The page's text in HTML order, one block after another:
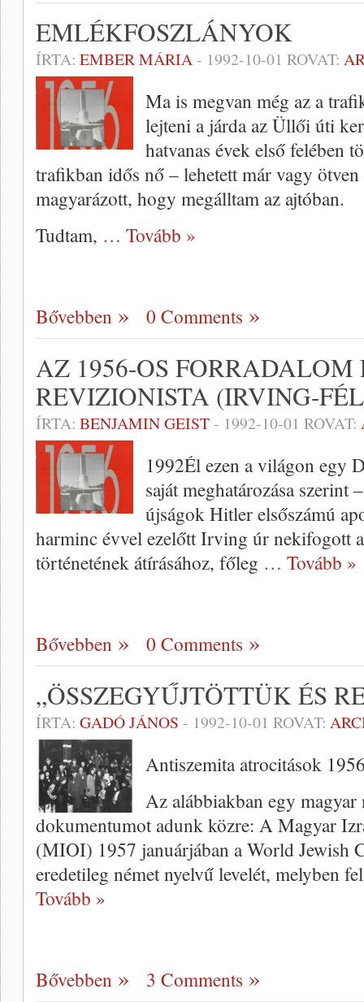
EMLÉKFOSZLÁNYOK
ÍRTA: EMBER MÁRIA- 1992-10-01 ROVAT:
Ma is megvan még az a
lejteni a járda az Üllői úti
hatvanas évek első felében
trafikban idős nő – lehetett már vagy
magyarázott, hogy megálltam az ajtóban.
Tudtam, … Tovább »
Bővebben 0 Comments
AZ 1956-OS
REVIZIONISTA (IRVING-
ÍRTA: BENJAMIN GEIST- 1992-10-01 ROVAT:
1992Él ezen a világon egy
saját meghatározása
újságok Hitler elsőszámú
harminc évvel ezelőtt Irving úr nekifogott
történetének átírásához, főleg … Tovább »
Bővebben 0 Comments
„ÖSSZEGYŰJTÖTTÜK ÉS
ÍRTA: GADÓ JÁNOS - 1992-10-01 ROVAT:
Antiszemita atrocitások
Az alábbiakban egy
dokumentumot adunk közre: A Magyar
(MIOI) 1957 januárjában a World Jewish
eredetileg német nyelvű levelét, melyben
Tovább »
Bővebben 3 Comments